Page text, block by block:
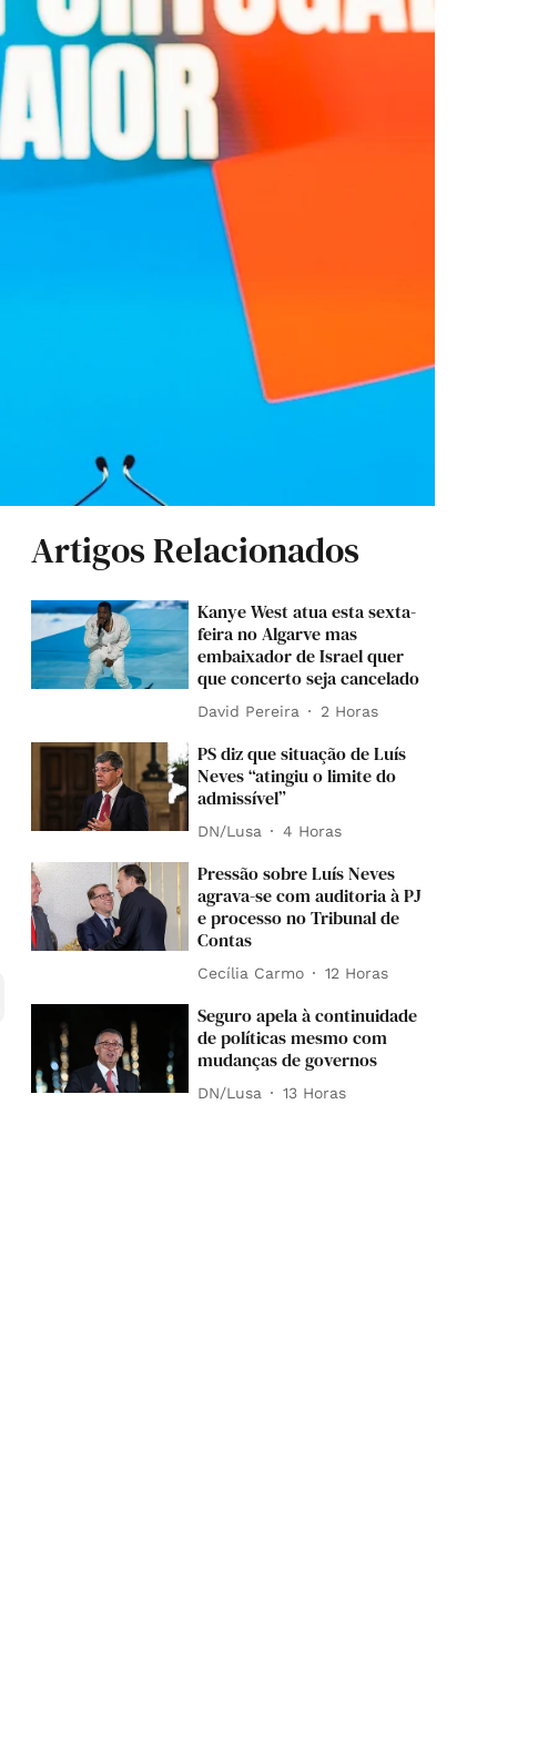
Artigos Relacionados
Kanye West atua esta sexta-
feira no Algarve mas
embaixador de Israel quer
que concerto seja cancelado
David Pereira 2 Horas
PS diz que situação de Luís
Neves “atingiu o limite do
admissível”
DN/Lusa 4 Horas
Pressão sobre Luís Neves
agrava-se com auditoria à PJ
e processo no Tribunal de
Contas
Cecília Carmo 12 Horas
Seguro apela à continuidade
de políticas mesmo com
mudanças de governos
DN/Lusa 13 Horas